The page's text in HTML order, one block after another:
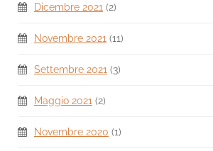
Dicembre 2021 (2)
Novembre 2021 (11)
Settembre 2021 (3)
Maggio 2021 (2)
Novembre 2020 (1)